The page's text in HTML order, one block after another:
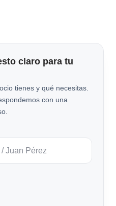
claro para tu
tienes y qué necesitas.
con una